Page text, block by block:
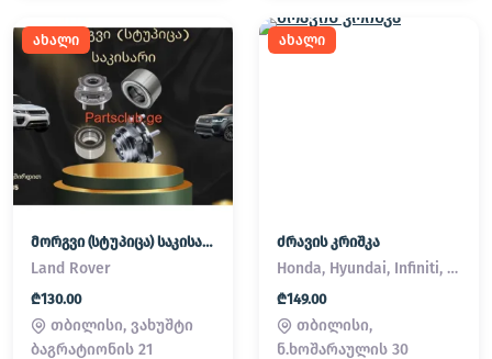
ახალი
მორგვი (სტუპიცა) საკისარი Land Rover / Range Rover
Land Rover
₾130.00
თბილისი, ვახუშტი
ბაგრატიონის 21
ახალი
ძრავის კრიშკა
Honda, Hyundai, Infiniti, Kia, Lexus, Mazda, Mitsubishi, Nissan, Subaru, Suzuki, Toyota
₾149.00
თბილისი,
ნ.ხოშარაულის 30